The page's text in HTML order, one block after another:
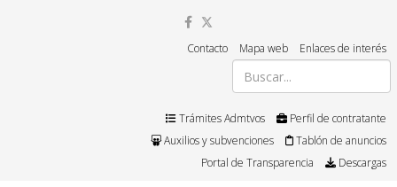
Contacto Mapa web Enlaces de interés
Trámites Admtvos
Perfil de contratante
Auxilios y subvenciones
Tablón de anuncios
Portal de Transparencia
Descargas